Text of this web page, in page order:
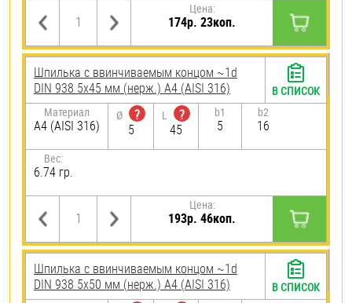
Цена:
174р. 23коп.
Шпилька c ввинчиваемым концом ~1d
DIN 938 5х45 мм (нерж.) A4 (AISI 316)
Материал
A4 (AISI 316)
Ø
?
5
L
?
45
b1
5
b2
16
Вес:
6.74 гр.
Цена:
193р. 46коп.
В СПИСОК
Шпилька c ввинчиваемым концом ~1d
DIN 938 5х50 мм (нерж.) A4 (AISI 316)
В СПИСОК